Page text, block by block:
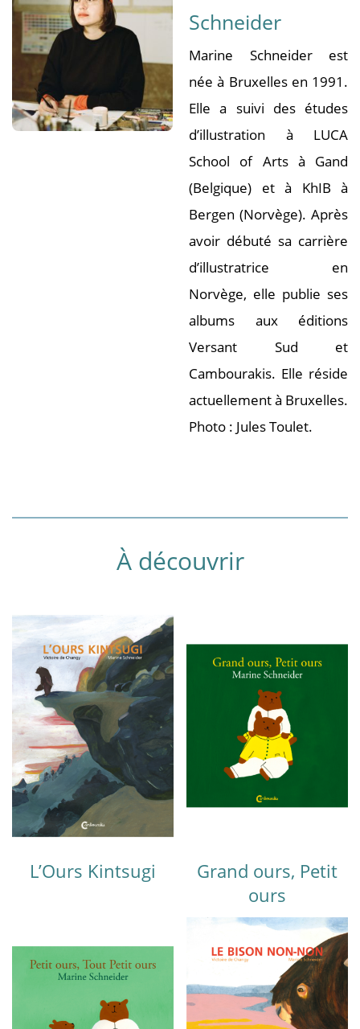
Schneider
Marine Schneider est
née à Bruxelles en 1991.
Elle a suivi des études
d’illustration à LUCA
School of Arts à Gand
(Belgique) et à KhIB à
Bergen (Norvège). Après
avoir débuté sa carrière
d’illustratrice en
Norvège, elle publie ses
albums aux éditions
Versant Sud et
Cambourakis. Elle réside
actuellement à Bruxelles.
Photo : Jules Toulet.
À découvrir
L’Ours Kintsugi
Grand ours, Petit
ours